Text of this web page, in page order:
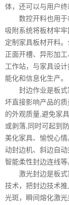
体，还可以与用户终
数控开料也用于
吸附系统将板材牢
定制家具板材开料
正面开槽、异形加
工作站，与家具设
能化和信息化生产。
封边作业是板式
坏直接影响产品的
的外观质量,避免家
或剥落,同时可起到
美化家具、愉悦心
动封边机、斜边自
智能柔性封边连线等
激光封边是板式
技术，把封边技术
光斑，瞬间熔化激